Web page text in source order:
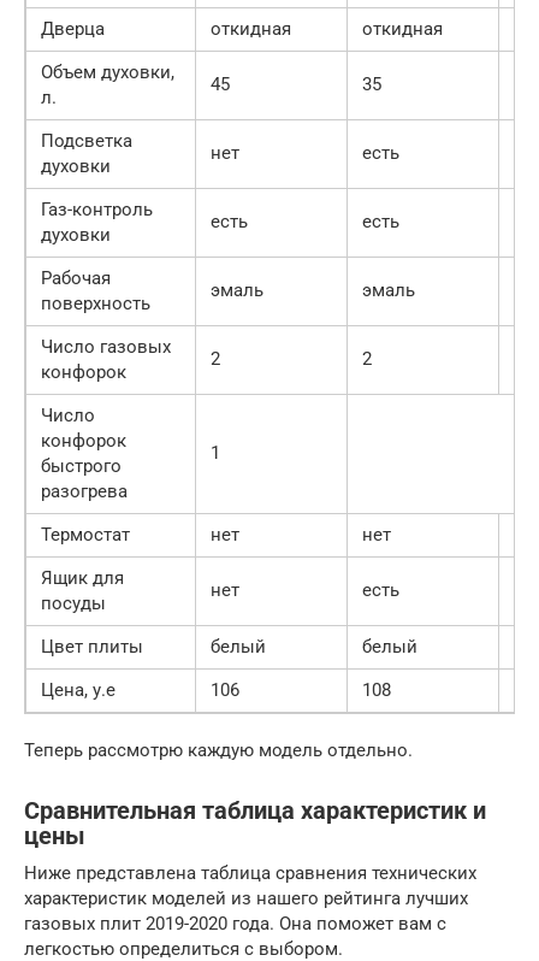
Дверца откидная откидная
Объем духовки,
л.
45 35
Подсветка
духовки
нет есть
Газ-контроль
духовки
есть есть
Рабочая
поверхность
эмаль эмаль
Число газовых
конфорок
2 2
Число
конфорок
быстрого
разогрева
1
Термостат нет нет
Ящик для
посуды
нет есть
Цвет плиты белый белый
Цена, у.е
106 108
Теперь рассмотрю каждую модель отдельно.
Сравнительная таблица характеристик и
цены
Ниже представлена таблица сравнения технических
характеристик моделей из нашего рейтинга лучших
газовых плит 2019-2020 года. Она поможет вам с
легкостью определиться с выбором.